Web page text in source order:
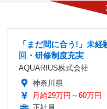
「まだ間に合う!」未
回・研修制度充実
AQUARIUS株式会社
神奈川県
月給29万円～60万円